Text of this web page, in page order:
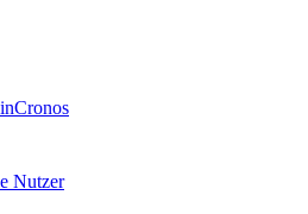
Cronos
Nutzer